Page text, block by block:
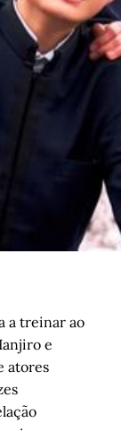
a treinar ao
e
atores